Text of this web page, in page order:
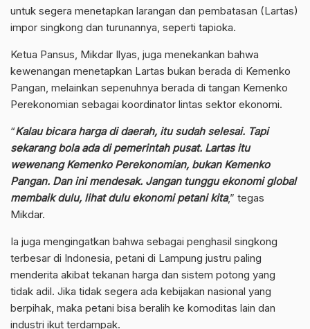
untuk segera menetapkan larangan dan pembatasan (Lartas)
impor singkong dan turunannya, seperti tapioka.
Ketua Pansus, Mikdar Ilyas, juga menekankan bahwa
kewenangan menetapkan Lartas bukan berada di Kemenko
Pangan, melainkan sepenuhnya berada di tangan Kemenko
Perekonomian sebagai koordinator lintas sektor ekonomi.
“Kalau bicara harga di daerah, itu sudah selesai. Tapi
sekarang bola ada di pemerintah pusat. Lartas itu
wewenang Kemenko Perekonomian, bukan Kemenko
Pangan. Dan ini mendesak. Jangan tunggu ekonomi global
membaik dulu, lihat dulu ekonomi petani kita,” tegas
Mikdar.
Ia juga mengingatkan bahwa sebagai penghasil singkong
terbesar di Indonesia, petani di Lampung justru paling
menderita akibat tekanan harga dan sistem potong yang
tidak adil. Jika tidak segera ada kebijakan nasional yang
berpihak, maka petani bisa beralih ke komoditas lain dan
industri ikut terdampak.